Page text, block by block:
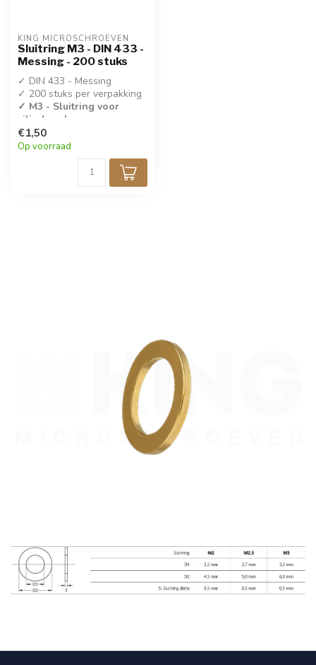
KING MICROSCHROEVEN
Sluitring M3 - DIN 433 -
Messing - 200 stuks
✓ DIN 433 - Messing
✓ 200 stuks per verpakking
✓ M3 - Sluitring voor
cilinderschroeven
€1,50
Op voorraad